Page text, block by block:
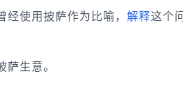
使用披萨作为比喻， 解释这个
生意。